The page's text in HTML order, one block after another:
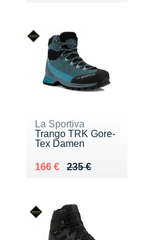
La Sportiva
Trango TRK Gore-
Tex Damen
235 €
Au lieu de 235 €
166 €
Vendu 166 €